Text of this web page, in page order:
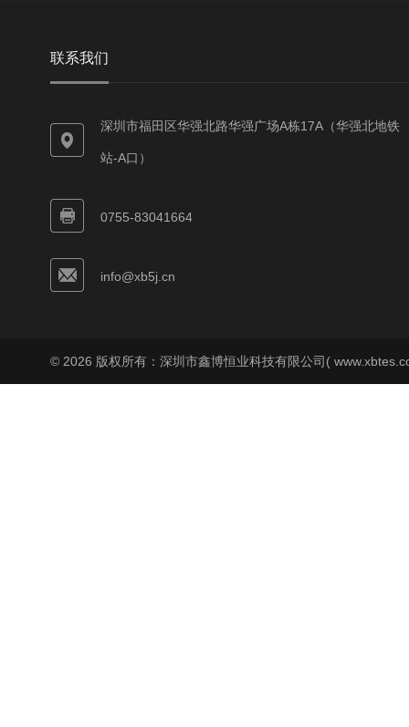
联系我们
深圳市福田区华强北路华强广场A栋17A（华强北地铁
站-A口）
0755-83041664
info@xb5j.cn
© 2026 版权所有：深圳市鑫博恒业科技有限公司(